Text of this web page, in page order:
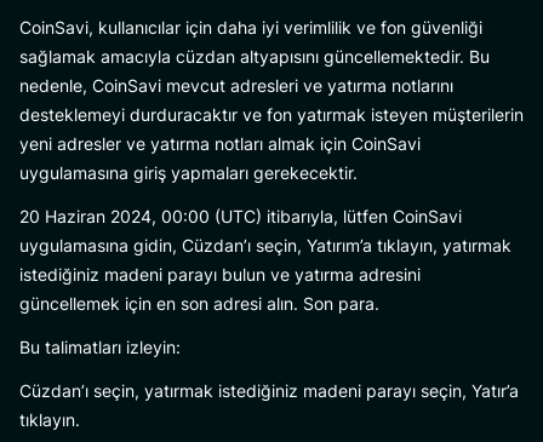
CoinSavi, kullanıcılar için daha iyi verimlilik ve fon güvenliği
sağlamak amacıyla cüzdan altyapısını güncellemektedir. Bu
nedenle, CoinSavi mevcut adresleri ve yatırma notlarını
desteklemeyi durduracaktır ve fon yatırmak isteyen müşterilerin
yeni adresler ve yatırma notları almak için CoinSavi
uygulamasına giriş yapmaları gerekecektir.
20 Haziran 2024, 00:00 (UTC) itibarıyla, lütfen CoinSavi
uygulamasına gidin, Cüzdan’ı seçin, Yatırım’a tıklayın, yatırmak
istediğiniz madeni parayı bulun ve yatırma adresini
güncellemek için en son adresi alın. Son para.
Bu talimatları izleyin:
Cüzdan’ı seçin, yatırmak istediğiniz madeni parayı seçin, Yatır’a
tıklayın.